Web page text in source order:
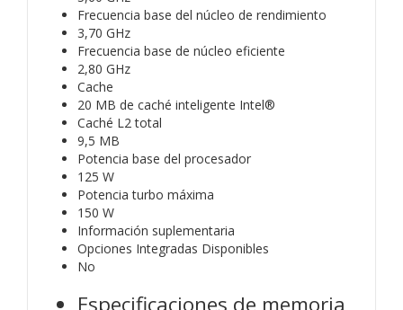
Frecuencia base del núcleo de rendimiento
3,70 GHz
Frecuencia base de núcleo eficiente
2,80 GHz
Cache
20 MB de caché inteligente Intel®
Caché L2 total
9,5 MB
Potencia base del procesador
125 W
Potencia turbo máxima
150 W
Información suplementaria
Opciones Integradas Disponibles
No
Especificaciones de memoria